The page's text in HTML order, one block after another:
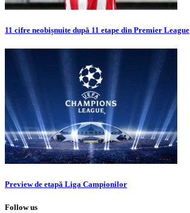
11 cifre neobișnuite după 11 etape din Premier League
Preview de etapă Liga Campionilor
Follow us